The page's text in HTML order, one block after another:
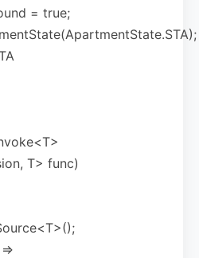
= true;
T> func)